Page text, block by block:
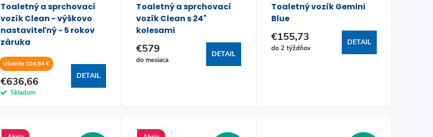
Toaletný a sprchovací
vozík Clean - výškovo
nastaviteľný - 5 rokov
záruka
Ušetríte 104,64 €
€636,66
Skladom
DETAIL
Toaletný a sprchovací
vozík Clean s 24"
kolesami
€579
do mesiaca
DETAIL
Toaletný vozík Gemini
Blue
€155,73
do 2 týždňov
DETAIL